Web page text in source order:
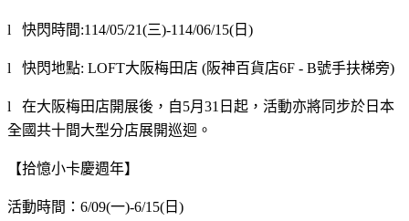
l 快閃時間:114/05/21(三)-114/06/15( 日 )
l 快閃地點: LOFT大阪梅田店 (阪神百貨店6F - B號手扶梯旁)
l 在大阪梅田店開展後，自5月 31 日起，活動亦將同步於日本
全國共十間大型分店展開巡迴。
【拾憶小卡慶週年】
活動時間： 6/09(一)-6/15( 日 )